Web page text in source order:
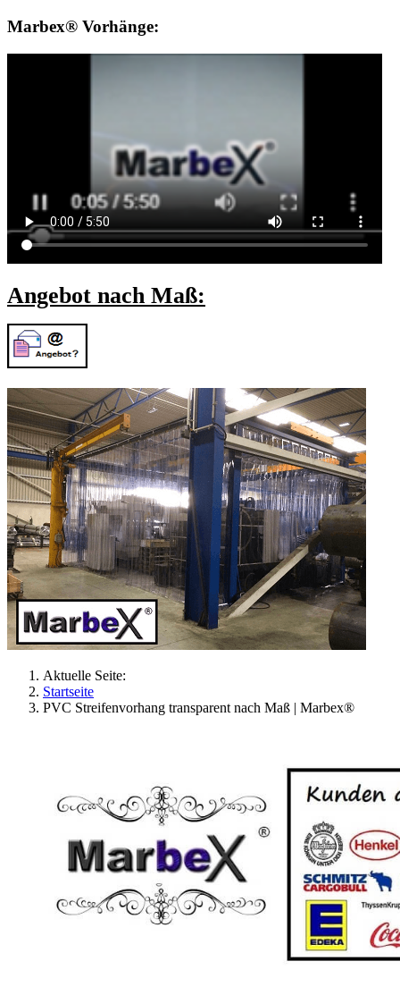
Marbex® Vorhänge:
Angebot nach Maß:
Aktuelle Seite:
Startseite
PVC Streifenvorhang transparent nach Maß | Marbex®